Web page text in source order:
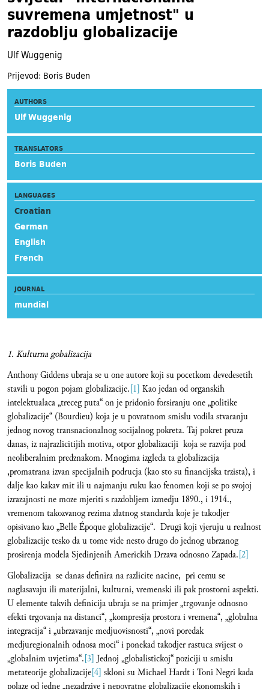
suvremena umjetnost" u
razdoblju globalizacije
Ulf Wuggenig
Prijevod: Boris Buden
AUTHORS
Ulf Wuggenig
TRANSLATORS
Boris Buden
LANGUAGES
Croatian
German
English
French
JOURNAL
mundial
1. Kulturna gobalizacija
Anthony Giddens ubraja se u one autore koji su pocetkom devedesetih
stavili u pogon pojam globalizacije.[1] Kao jedan od organskih
intelektualaca „treceg puta“ on je pridonio forsiranju one „politike
globalizacije“ (Bourdieu) koja je u povratnom smislu vodila stvaranju
jednog novog transnacionalnog socijalnog pokreta. Taj pokret pruza
danas, iz najrazlicitijih motiva, otpor globalizaciji koja se razvija pod
neoliberalnim predznakom. Mnogima izgleda ta globalizacija
,promatrana izvan specijalnih podrucja (kao sto su financijska trzista), i
dalje kao kakav mit ili u najmanju ruku kao fenomen koji se po svojoj
izrazajnosti ne moze mjeriti s razdobljem izmedju 1890., i 1914.,
vremenom takozvanog rezima zlatnog standarda koje je takodjer
opisivano kao „Belle Époque globalizacije“. Drugi koji vjeruju u realnost
globalizacije tesko da u tome vide nesto drugo do jednog ubrzanog
prosirenja modela Sjedinjenih Americkih Drzava odnosno Zapada.[2]
Globalizacija se danas definira na razlicite nacine, pri cemu se
naglasavaju ili materijalni, kulturni, vremenski ili pak prostorni aspekti.
U elemente takvih definicija ubraja se na primjer „trgovanje odnosno
efekti trgovanja na distanci“, „kompresija prostora i vremena“, „globalna
integracija“ i „ubrzavanje medjuovisnosti“, „novi poredak
medjuregionalnih odnosa moci“ i ponekad takodjer rastuca svijest o
„globalnim uvjetima“.[3]Jednoj „globalistickoj“ poziciji u smislu
metateorije globalizacije[4] skloni su Michael Hardt i Toni Negri kada